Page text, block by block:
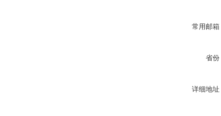
常用邮箱
省份
详细地址